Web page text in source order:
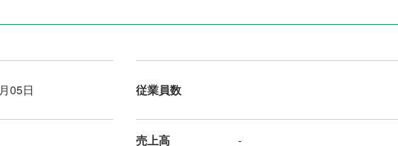
05日 従業員数
売上高 -